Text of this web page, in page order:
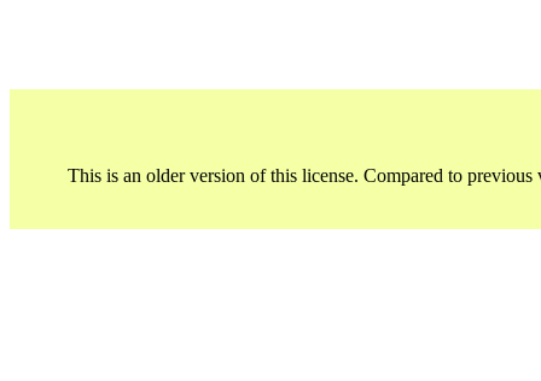
This is an older version of this license. Compared to